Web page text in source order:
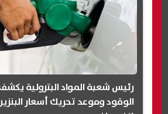
رئيس شعبة المواد البترولية
الوقود وموعد تحريك أسعار